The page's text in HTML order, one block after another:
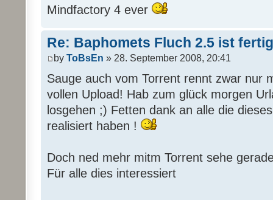
Mindfactory 4 ever
Re: Baphomets Fluch 2.5 ist fertig
by ToBsEn » 28. September 2008, 20:41
Sauge auch vom Torrent rennt zwar nur
vollen Upload! Hab zum glück morgen
losgehen ;) Fetten dank an alle die
realisiert haben !
Doch ned mehr mitm Torrent sehe
Für alle dies interessiert